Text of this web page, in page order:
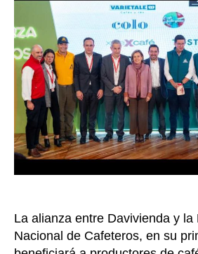
La alianza entre Davivienda y la
Nacional de Cafeteros, en su